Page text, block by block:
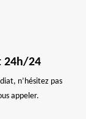
24h/24
n’hésitez pas
appeler.